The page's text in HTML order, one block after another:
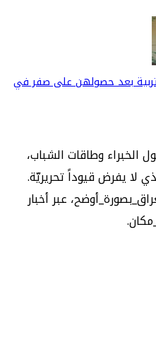
التربية بعد حصولهن على صفر في
وطاقات الشباب،
لا يفرض قيوداً تحريريّة.
عبر أخبار